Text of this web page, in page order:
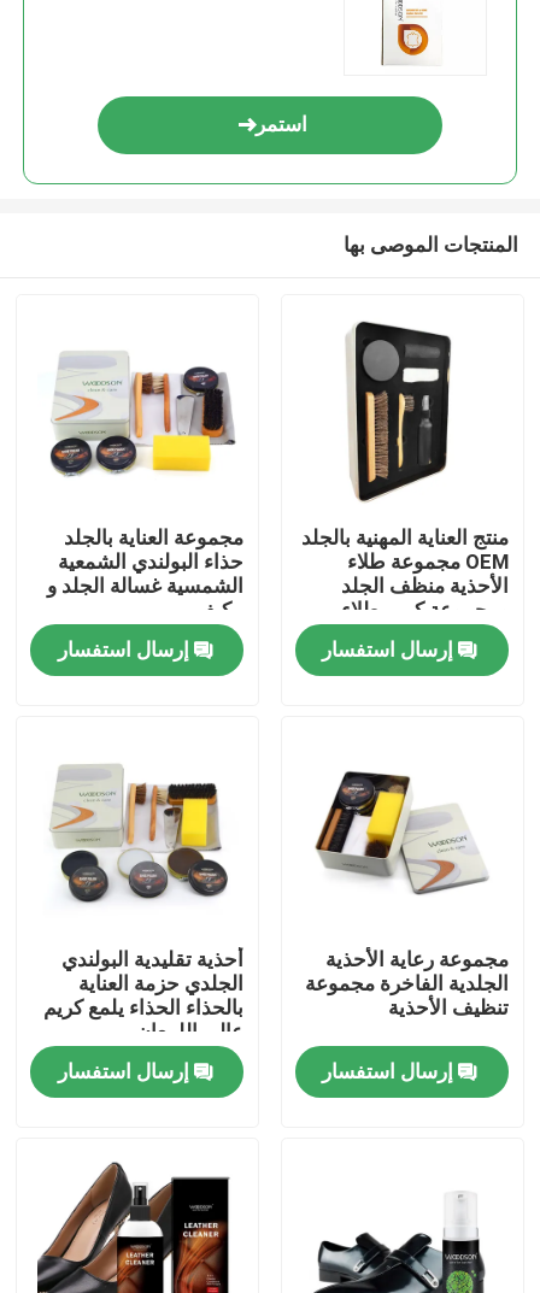
منزل
المنتجات
جولة في المعمل
ضبط الجودة
اتصل بنا
أخبار
مجموعة العناية بالجلد السويدي
طقم العناية بجلد البولي يوريثان
استمر
المنتجات الموصى بها
منتج العناية المهنية بالجلد
OEM مجموعة طلاء
الأحذية منظف الجلد
ومجموعة كريم طلاء
الأحذية الأحذية منتجات
العناية بالجلد منتجات
العناية بالأحذية مجموعة
إرسال استفسار
مجموعة العناية بالجلد
حذاء البولندي الشمعية
الشمسية غسالة الجلد و
مكيف
إرسال استفسار
مجموعة رعاية الأحذية
الجلدية الفاخرة مجموعة
تنظيف الأحذية
إرسال استفسار
أحذية تقليدية البولندي
الجلدي حزمة العناية
بالحذاء الحذاء يلمع كريم
عالي اللمعان
إرسال استفسار